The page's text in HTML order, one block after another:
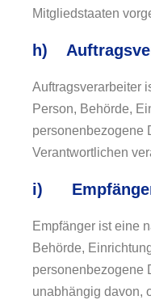
Mitgliedstaaten
h)
Auftragsverarbeiter
Person, Behörde,
personenbezogene
Verantwortlichen
i)
Empfänger ist eine
Behörde,
personenbezogene
unabhängig davon,